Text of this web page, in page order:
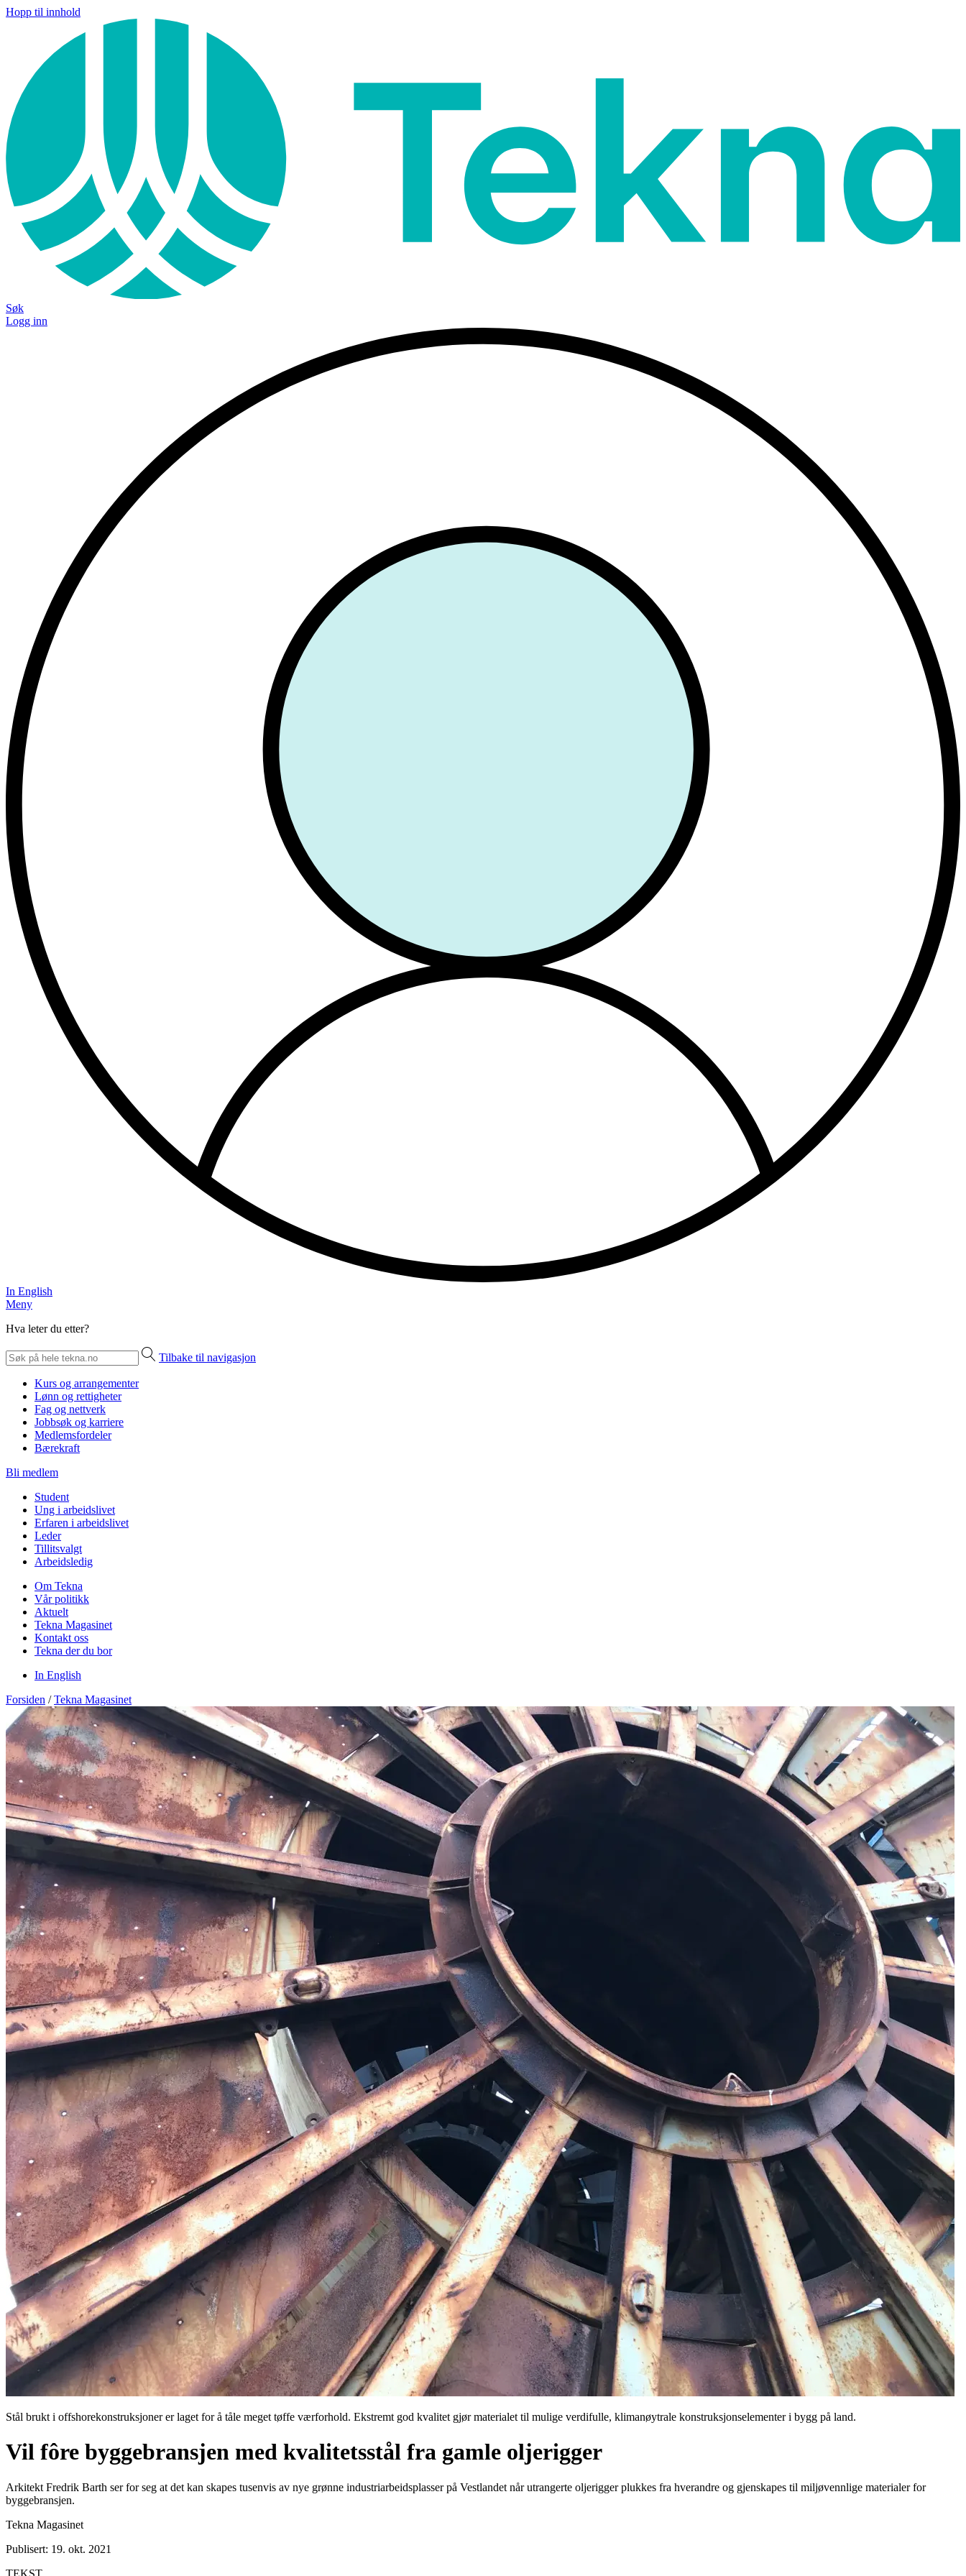
Hopp til innhold
Søk
Logg inn
In English
Meny
Hva leter du etter?
Tilbake til navigasjon
Kurs og arrangementer
Lønn og rettigheter
Fag og nettverk
Jobbsøk og karriere
Medlemsfordeler
Bærekraft
Bli medlem
Student
Ung i arbeidslivet
Erfaren i arbeidslivet
Leder
Tillitsvalgt
Arbeidsledig
Om Tekna
Vår politikk
Aktuelt
Tekna Magasinet
Kontakt oss
Tekna der du bor
In English
Forsiden / Tekna Magasinet
Stål brukt i offshorekonstruksjoner er laget for å tåle meget tøffe værforhold. Ekstremt god kvalitet gjør materialet til mulige verdifulle, klimanøytrale konstruksjonselementer i bygg på land.
Vil fôre byggebransjen med kvalitetsstål fra gamle oljerigger
Arkitekt Fredrik Barth ser for seg at det kan skapes tusenvis av nye grønne industriarbeidsplasser på Vestlandet når utrangerte oljerigger plukkes fra hverandre og gjenskapes til miljøvennlige materialer for
byggebransjen.
Tekna Magasinet
Publisert: 19. okt. 2021
TEKST